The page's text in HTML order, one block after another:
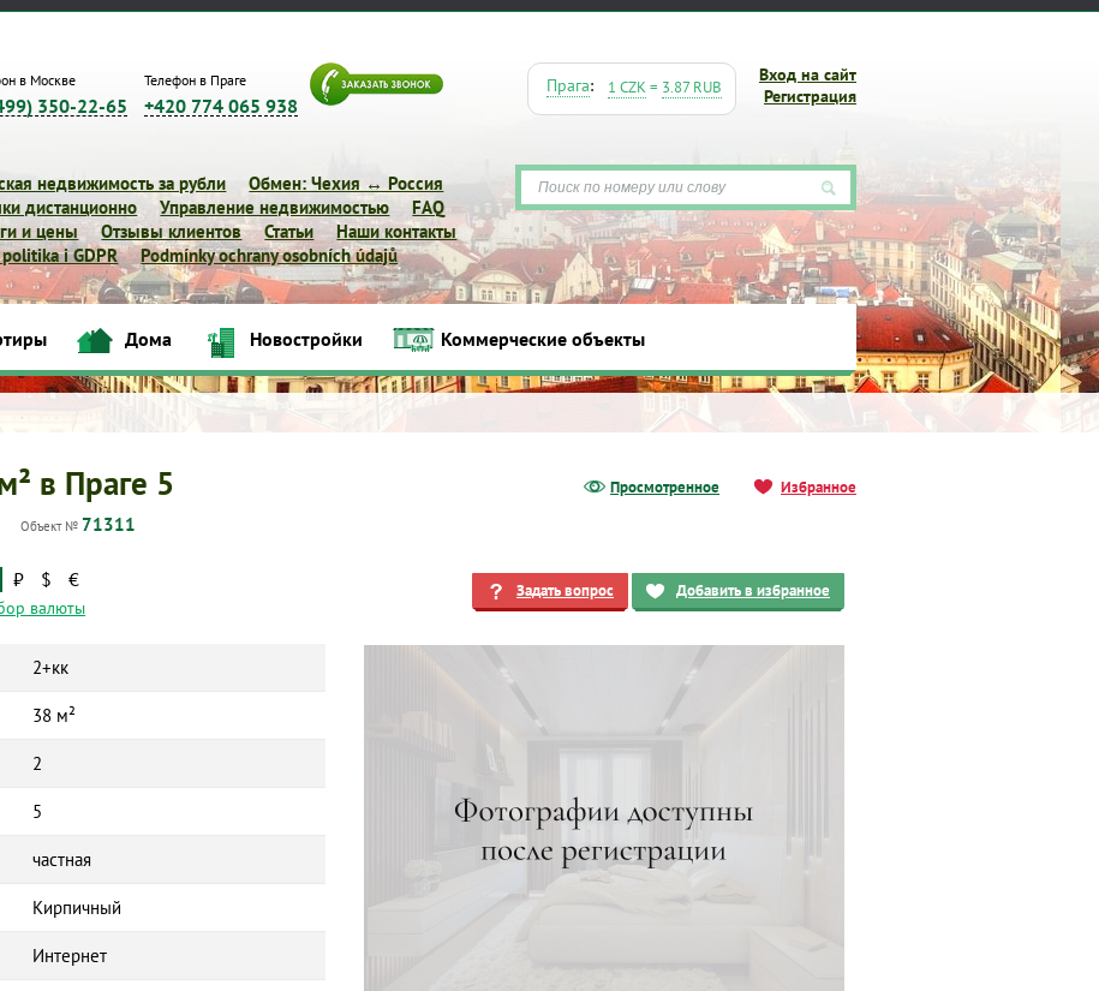
в Москве
350-22-65
Телефон в Праге
+420 774 065 938
Вход на сайт
Регистрация
Прага: 1 CZK= 3.87 RUB
недвижимость за рубли
Обмен: Чехия ↔ Россия
дистанционно
Управление недвижимостью
FAQ
и цены
Отзывы клиентов Статьи
Наши контакты
i GDPR
Podmínky ochrany osobních údajů
Квартиры
Дома Новостройки Коммерческие объекты
Просмотренное Избранное
в Праге 5
Объект № 71311
Задать вопрос Добавить в избранное
₽ $ €
валюты
2+кк
38 м²
2
5
частная
Кирпичный
Интернет